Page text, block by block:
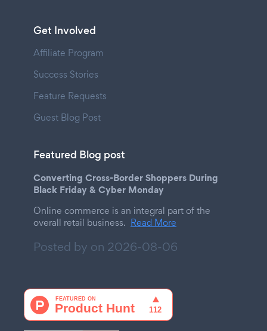
Get Involved
Affiliate Program
Success Stories
Feature Requests
Guest Blog Post
Featured Blog post
Converting Cross-Border Shoppers During
Black Friday & Cyber Monday
Online commerce is an integral part of the
overall retail business. Read More
Posted by on 2026-08-06